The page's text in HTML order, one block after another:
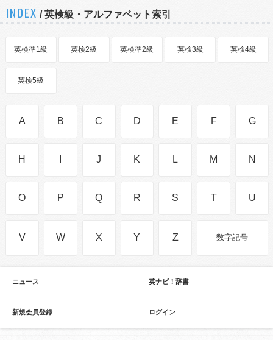
INDEX / 英検級・アルファベット索引
英検準1級 英検2級 英検準2級 英検3級 英検4級
英検5級
A B C D E F G
H J K L M N
O P Q R S T U
V W X Y Z 数字記号
ニュース 英ナビ！辞書
新規会員登録 ログイン